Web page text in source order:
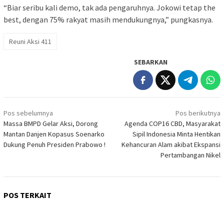
“Biar seribu kali demo, tak ada pengaruhnya. Jokowi tetap the
best, dengan 75% rakyat masih mendukungnya,” pungkasnya.
Reuni Aksi 411
SEBARKAN
Navigasi
pos
Pos sebelumnya
Massa BMPD Gelar Aksi, Dorong
Mantan Danjen Kopasus Soenarko
Dukung Penuh Presiden Prabowo !
Pos berikutnya
Agenda COP16 CBD, Masyarakat
Sipil Indonesia Minta Hentikan
Kehancuran Alam akibat Ekspansi
Pertambangan Nikel
POS TERKAIT